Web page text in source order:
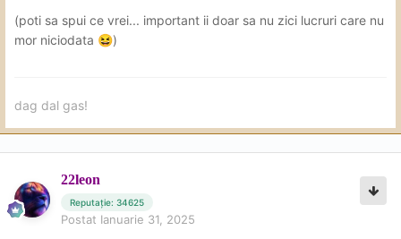
(poti sa spui ce vrei... important ii doar sa nu zici lucruri care nu
mor niciodata 😆)
dag dal gas!
22leon
Reputație: 34625
Postat Ianuarie 31, 2025